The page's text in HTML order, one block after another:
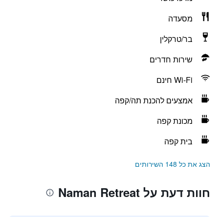
מסעדה
בר/טרקלין
שירות חדרים
Wi-Fi חינם
אמצעים להכנת תה/קפה
מכונת קפה
בית קפה
הצג את כל 148 השירותים
חוות דעת על Naman Retreat